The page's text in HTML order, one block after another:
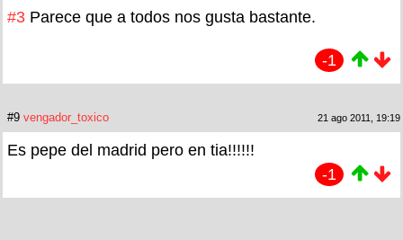
#3 Parece que a todos nos gusta bastante.
-1
#9 vengador_toxico 21 ago 2011, 19:19
Es pepe del madrid pero en tia!!!!!!
-1